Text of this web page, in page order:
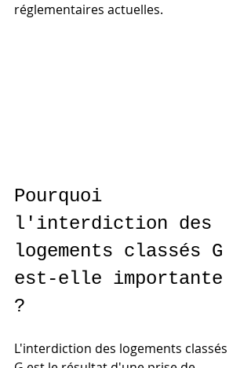
réglementaires actuelles.
Pourquoi
l'interdiction des
logements classés G
est-elle importante
?
L'interdiction des logements classés